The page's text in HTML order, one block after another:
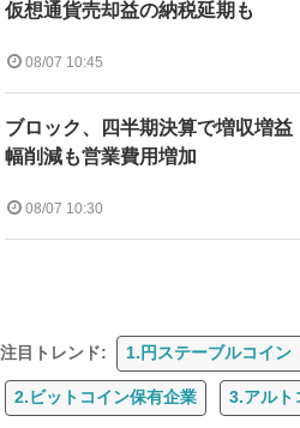
仮想通貨売却益の納税延期も
08/07 10:45
ブロック、四半期決算で増収増
幅削減も営業費用増加
08/07 10:30
注目トレンド: 1.円ステーブルコイン
2.ビットコイン保有企業 3.アルト